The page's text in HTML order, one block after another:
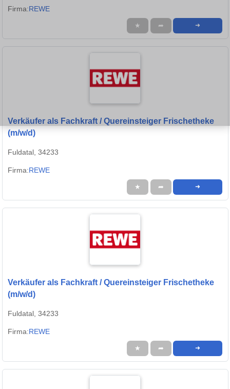
Firma:REWE
★ ➦ ➜
Verkäufer als Fachkraft / Quereinsteiger Frischetheke
(m/w/d)
Fuldatal, 34233
Firma:REWE
★ ➦ ➜
Verkäufer als Fachkraft / Quereinsteiger Frischetheke
(m/w/d)
Fuldatal, 34233
Firma:REWE
★ ➦ ➜